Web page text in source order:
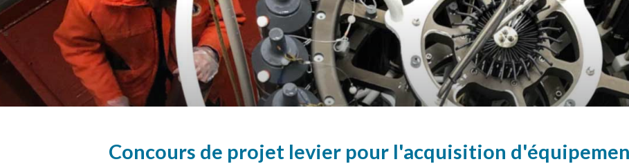
Concours de projet levier pour l'acquisition